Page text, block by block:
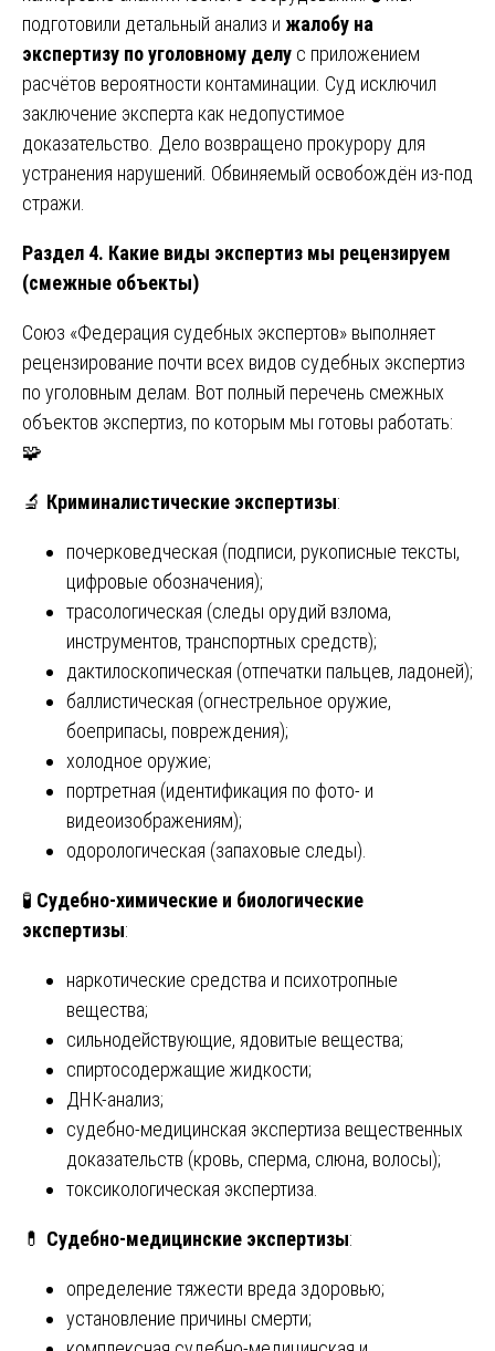
подготовили детальный анализ и жалобу на
экспертизу по уголовному делу с приложением
расчётов вероятности контаминации. Суд исключил
заключение эксперта как недопустимое
доказательство. Дело возвращено прокурору для
устранения нарушений. Обвиняемый освобождён из-под
стражи.
Раздел 4. Какие виды экспертиз мы рецензируем
(смежные объекты)
Союз «Федерация судебных экспертов» выполняет
рецензирование почти всех видов судебных экспертиз
по уголовным делам. Вот полный перечень смежных
объектов экспертиз, по которым мы готовы работать:
🧩
🔬 Криминалистические экспертизы:
почерковедческая (подписи, рукописные тексты,
цифровые обозначения);
трасологическая (следы орудий взлома,
инструментов, транспортных средств);
дактилоскопическая (отпечатки пальцев, ладоней);
баллистическая (огнестрельное оружие,
боеприпасы, повреждения);
холодное оружие;
портретная (идентификация по фото- и
видеоизображениям);
одорологическая (запаховые следы).
🧪 Судебно-химические и биологические
экспертизы:
наркотические средства и психотропные
вещества;
сильнодействующие, ядовитые вещества;
спиртосодержащие жидкости;
ДНК-анализ;
судебно-медицинская экспертиза вещественных
доказательств (кровь, сперма, слюна, волосы);
токсикологическая экспертиза.
💊 Судебно-медицинские экспертизы:
определение тяжести вреда здоровью;
установление причины смерти;